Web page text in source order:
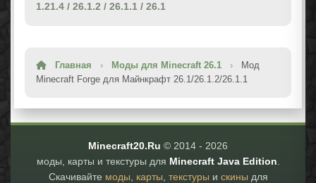
1.21.4 / 26.1.2 / 26.1.1 / 26.1
Главная › Моды для Minecraft 26.1 ›
Мод
Minecraft Forge для Майнкрафт 26.1/26.1.2/26.1.1
Minecraft20.Ru © 2014 - 2026
моды, карты и текстуры для Minecraft Java Edition.
Скачивайте моды, карты, текстуры и скины для